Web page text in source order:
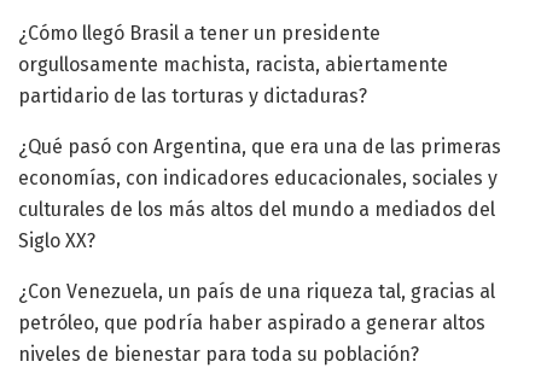
¿Cómo llegó Brasil a tener un presidente
orgullosamente machista, racista, abiertamente
partidario de las torturas y dictaduras?
¿Qué pasó con Argentina, que era una de las primeras
economías, con indicadores educacionales, sociales y
culturales de los más altos del mundo a mediados del
Siglo XX?
¿Con Venezuela, un país de una riqueza tal, gracias al
petróleo, que podría haber aspirado a generar altos
niveles de bienestar para toda su población?